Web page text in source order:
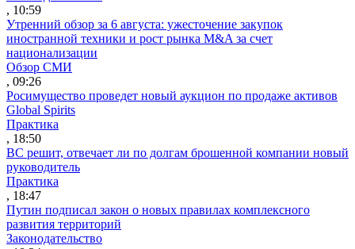
, 10:59
Утренний обзор за 6 августа: ужесточение закупок
иностранной техники и рост рынка M&A за счет
национализации
Обзор СМИ
, 09:26
Росимущество проведет новый аукцион по продаже активов
Global Spirits
Практика
, 18:50
ВС решит, отвечает ли по долгам брошенной компании новый
руководитель
Практика
, 18:47
Путин подписал закон о новых правилах комплексного
развития территорий
Законодательство